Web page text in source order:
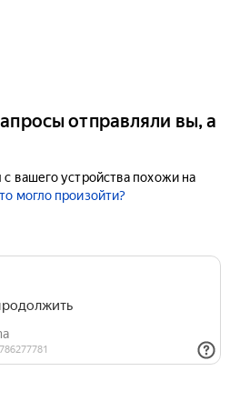
отправляли вы, а
вашего устройства похожи на
могло произойти?